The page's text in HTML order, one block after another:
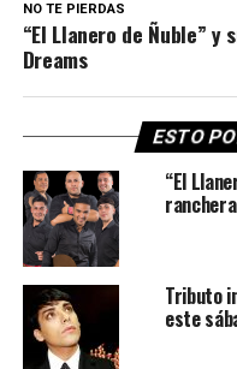
NO TE PIERDAS
“El Llanero de Ñuble”
Dreams
ESTO
“El
Tributo
este